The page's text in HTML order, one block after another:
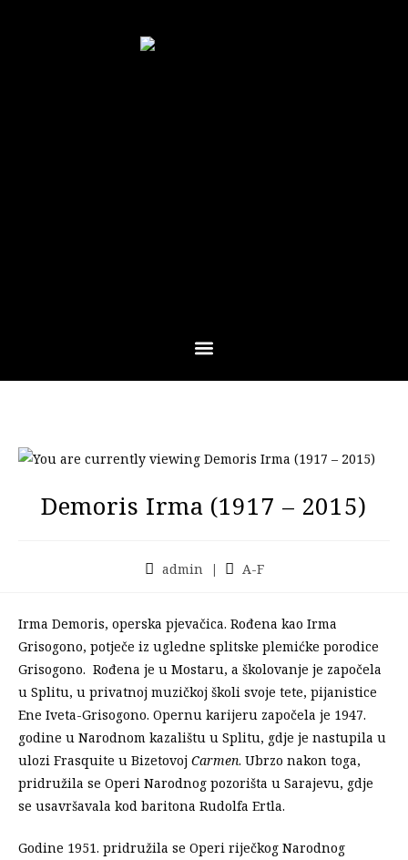
Demoris Irma (1917 – 2015)
admin A-F
Irma Demoris, operska pjevačica. Rođena kao Irma
Grisogono, potječe iz ugledne splitske plemićke porodice
Grisogono. Rođena je u Mostaru, a školovanje je započela
u Splitu, u privatnoj muzičkoj školi svoje tete, pijanistice
Ene Iveta-Grisogono. Opernu karijeru započela je 1947.
godine u Narodnom kazalištu u Splitu, gdje je nastupila u
ulozi Frasquite u Bizetovoj Carmen. Ubrzo nakon toga,
pridružila se Operi Narodnog pozorišta u Sarajevu, gdje
se usavršavala kod baritona Rudolfa Ertla.
Godine 1951. pridružila se Operi riječkog Narodnog